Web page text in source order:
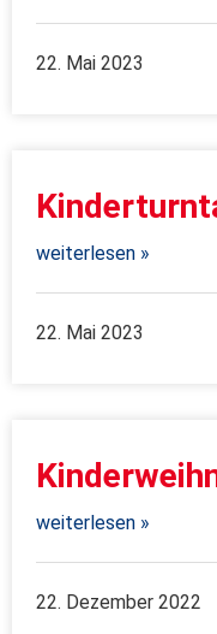
22. Mai 2023
weiterlesen »
22. Mai 2023
weiterlesen »
22. Dezember 2022